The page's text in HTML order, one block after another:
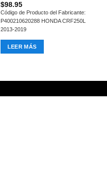
$98.95
Código de Producto del Fabricante:
P400210620288 HONDA CRF250L
2013-2019
LEER MÁS